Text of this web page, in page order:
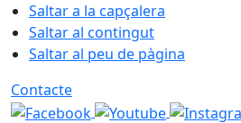
Saltar a la capçalera
Saltar al contingut
Saltar al peu de pàgina
Contacte